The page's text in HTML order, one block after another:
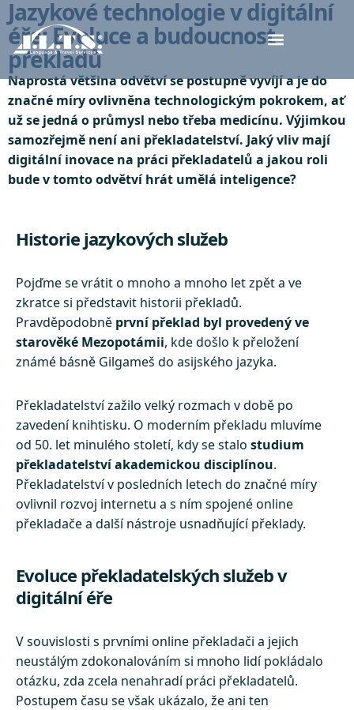
Jazykové technologie v digitální
éře: Evoluce a budoucnost
překladů
Naprostá většina odvětví se postupně vyvíjí a je do
značné míry ovlivněna technologickým pokrokem, ať
už se jedná o průmysl nebo třeba medicínu. Výjimkou
samozřejmě není ani překladatelství. Jaký vliv mají
digitální inovace na práci překladatelů a jakou roli
bude v tomto odvětví hrát umělá inteligence?
Historie jazykových služeb
Pojďme se vrátit o mnoho a mnoho let zpět a ve
zkratce si představit historii překladů.
Pravděpodobně první překlad byl provedený ve
starověké Mezopotámii, kde došlo k přeložení
známé básně Gilgameš do asijského jazyka.
Překladatelství zažilo velký rozmach v době po
zavedení knihtisku. O moderním překladu mluvíme
od 50. let minulého století, kdy se stalo studium
překladatelství akademickou disciplínou.
Překladatelství v posledních letech do značné míry
ovlivnil rozvoj internetu a s ním spojené online
překladače a další nástroje usnadňující překlady.
Evoluce překladatelských služeb v
digitální éře
V souvislosti s prvními online překladači a jejich
neustálým zdokonalováním si mnoho lidí pokládalo
otázku, zda zcela nenahradí práci překladatelů.
Postupem času se však ukázalo, že ani ten